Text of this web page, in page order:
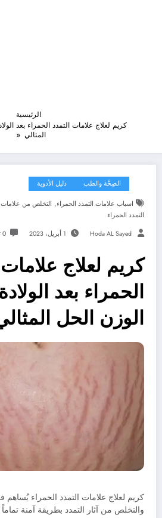
الرئيسية
كريم لعلاج علامات التمدد الحمراء بعد
المثالي
الصِحَّة والطب دليل الأدوية
اسباب علامات التمدد الحمراء, التخلص من علامات
التمدد الحمراء
Hoda AL Sayed 1 أبريل، 2023 0 تعليقات
كريم لعلاج
الحمراء بعد
الوزن الحل
كريم لعلاج علامات التمدد الحمراء
والتخلص من آثار التمدد بطريقة آمنة